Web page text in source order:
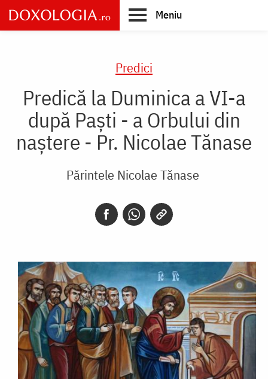
Skip
to
main
Meniu
Predici
Predică la Duminica a VI-a
după Paşti - a Orbului din
naştere - Pr. Nicolae Tănase
Părintele Nicolae Tănase